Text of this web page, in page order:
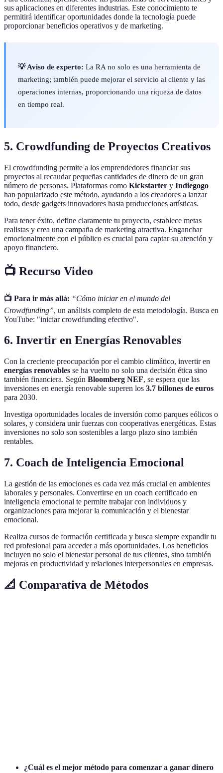
sus aplicaciones en diferentes industrias. Este conocimiento te
permitirá identificar oportunidades donde la tecnología puede
proporcionar beneficios operativos y de marketing.
💡 Aviso de experto: La RA no solo es una herramienta de
marketing; también puede mejorar el servicio al cliente y las
operaciones internas, proporcionando una riqueza de datos
en tiempo real.
5. Crowdfunding de Proyectos Creativos
El crowdfunding permite a los emprendedores financiar sus
proyectos al recaudar pequeñas cantidades de dinero de un gran
número de personas. Plataformas como Kickstarter y Indiegogo
han popularizado este método, ayudando a los creadores a lanzar
todo, desde gadgets innovadores hasta producciones artísticas.
Para tener éxito, define claramente tu proyecto, establece metas
realistas y crea una campaña de marketing atractiva. Enganchar
emocionalmente con el público es crucial para captar su atención y
apoyo financiero.
📺 Recurso Video
📺 Para ir más allá: “Cómo iniciar en el mundo del
Crowdfunding”, un análisis completo de esta metodología. Busca en
YouTube: "iniciar crowdfunding efectivo".
6. Invertir en Energías Renovables
Con la creciente preocupación por el cambio climático, invertir en
energías renovables se ha vuelto no solo una decisión ética sino
también financiera. Según Bloomberg NEF, se espera que las
inversiones en energía renovable superen los 3.7 billones de euros
para 2030.
Investiga oportunidades locales de inversión como parques eólicos o
solares, y considera unir fuerzas con cooperativas energéticas. Estas
inversiones no solo son sostenibles a largo plazo sino también
rentables.
7. Coach de Inteligencia Emocional
La gestión de las emociones es cada vez más crucial en ambientes
laborales y personales. Convertirse en un coach certificado en
inteligencia emocional te permite trabajar con individuos y
organizaciones para mejorar la comunicación y el bienestar
emocional.
Realiza cursos de formación certificada y busca siempre expandir tu
red profesional para acceder a más oportunidades. Los beneficios
incluyen no solo el bienestar personal de tus clientes, sino también
mejoras en productividad y relaciones interpersonales en empresas.
📐 Comparativa de Métodos
¿Cuál es el mejor método para comenzar a ganar dinero